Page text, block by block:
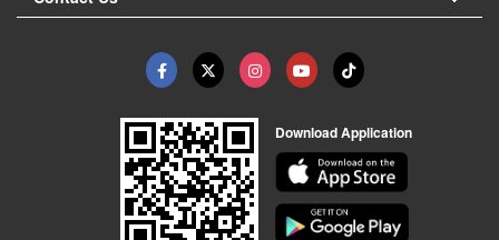
Download Application